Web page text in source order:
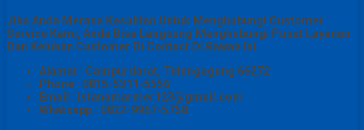
Jika Anda Merasa Kesulitan Untuk Menghubungi Customer
Service Kami, Anda Bisa Langsung Menghubungi Pusat Layanan
Dan Keluhan Customer Di Contact Di Bawah Ini
Alamat : Campurdarat, Tulungagung 66272
Phone : 0815-5311-5556
Email : istanamarmer123@gmail.com
Whatsapp : 0822-9967-5758